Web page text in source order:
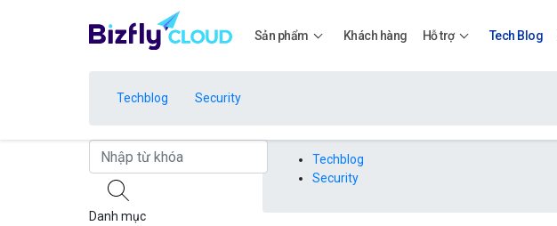
Sản phẩm Khách hàng Hỗ trợ Tech Blog
Techblog Security
Techblog
Security
Danh mục